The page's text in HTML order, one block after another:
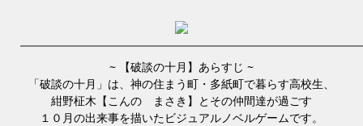
~ 【破談の十月】あらすじ ~
「破談の十月」は、神の住まう町・多紙町で暮らす高校生、
紺野柾木【こんの まさき】とその仲間達が過ごす
１０月の出来事を描いたビジュアルノベルゲームです。